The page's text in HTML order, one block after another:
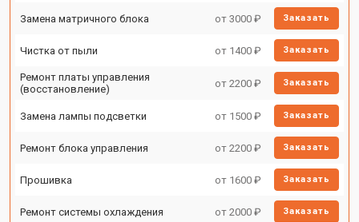
Замена матричного блока от 3000 ₽ Заказать
Чистка от пыли от 1400 ₽ Заказать
Ремонт платы управления
(восстановление)
от 2200 ₽ Заказать
Замена лампы подсветки от 1500 ₽ Заказать
Ремонт блока управления от 2200 ₽ Заказать
Прошивка от 1600 ₽ Заказать
Ремонт системы охлаждения от 2000 ₽ Заказать